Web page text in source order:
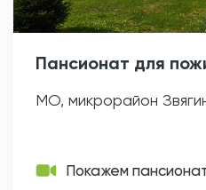
Пансионат для
МО, микрорайон
Покажем